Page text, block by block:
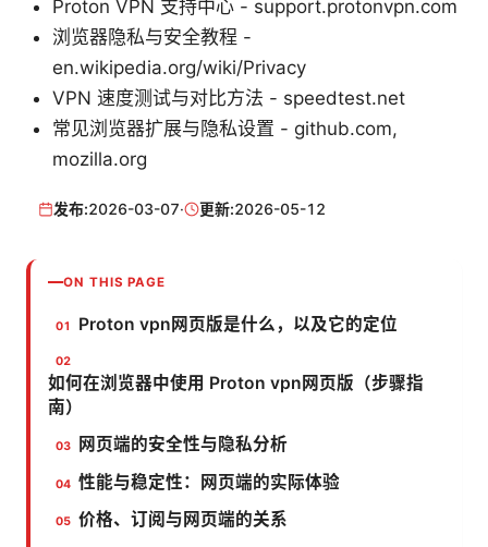
Proton VPN 支持中心 - support.protonvpn.com
浏览器隐私与安全教程 -
en.wikipedia.org/wiki/Privacy
VPN 速度测试与对比方法 - speedtest.net
常见浏览器扩展与隐私设置 - github.com,
mozilla.org
发布:2026-03-07· 更新:2026-05-12
ON THIS PAGE
Proton vpn网页版是什么，以及它的定位
如何在浏览器中使用 Proton vpn网页版（步骤指
南）
网页端的安全性与隐私分析
性能与稳定性：网页端的实际体验
价格、订阅与网页端的关系